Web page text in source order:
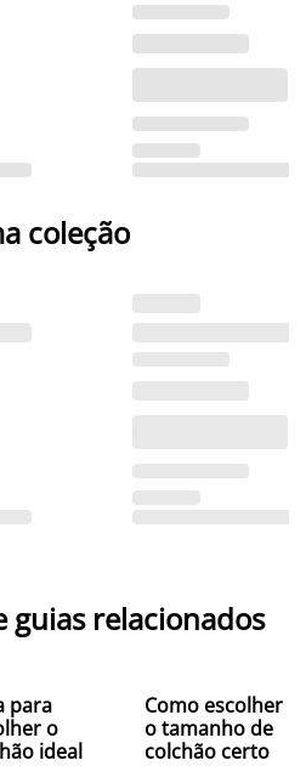
coleção
guias relacionados
para
o
ideal
Como escolher
o tamanho de
colchão certo